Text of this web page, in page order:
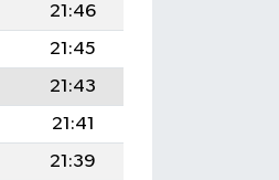
21:46
21:45
21:43
21:41
21:39